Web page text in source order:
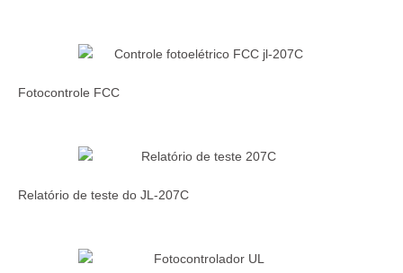
Fotocontrole FCC
Relatório de teste do JL-207C